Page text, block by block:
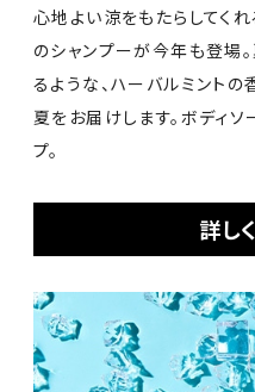
心地よい涼をもたらしてくれ
のシャンプーが今年も登場
るような、ハーバルミントの
夏をお届けします。ボディソ
プ。
詳し